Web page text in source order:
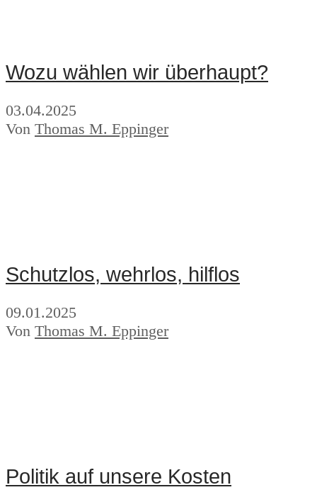
Wozu wählen wir überhaupt?
03.04.2025
Von Thomas M. Eppinger
Schutzlos, wehrlos, hilflos
09.01.2025
Von Thomas M. Eppinger
Politik auf unsere Kosten